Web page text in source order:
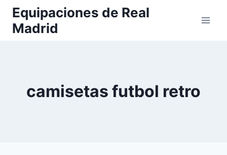
Saltar
contenido
Equipaciones de Real
Madrid
camisetas futbol retro